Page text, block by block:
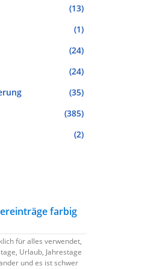
(13)
(1)
(24)
(24)
(35)
(385)
(2)
farbig
für alles verwendet,
Urlaub, Jahrestage
und es ist schwer